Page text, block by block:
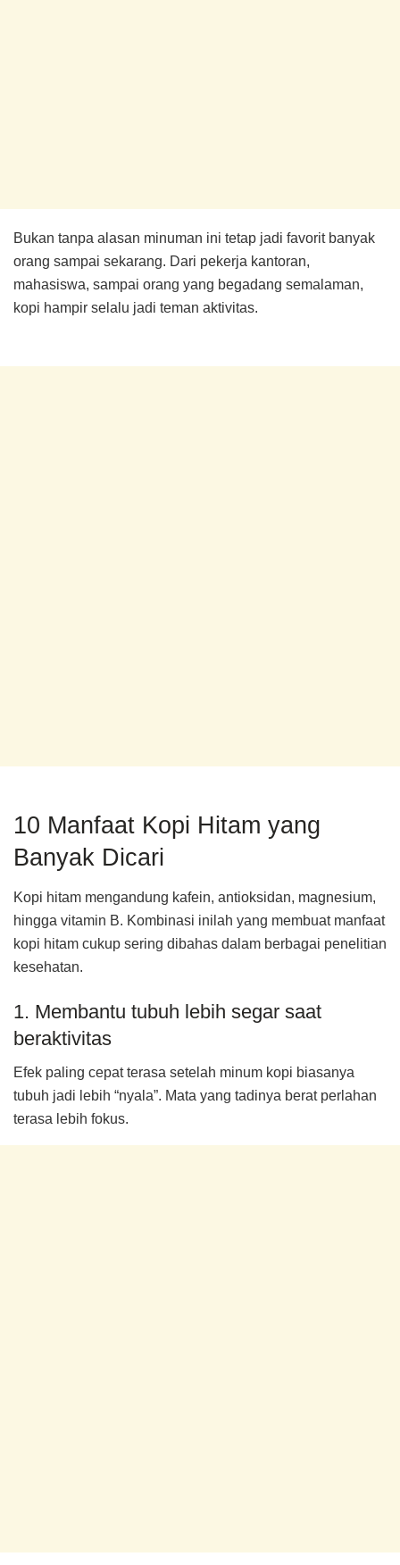
Bukan tanpa alasan minuman ini tetap jadi favorit banyak
orang sampai sekarang. Dari pekerja kantoran,
mahasiswa, sampai orang yang begadang semalaman,
kopi hampir selalu jadi teman aktivitas.
10 Manfaat Kopi Hitam yang
Banyak Dicari
Kopi hitam mengandung kafein, antioksidan, magnesium,
hingga vitamin B. Kombinasi inilah yang membuat manfaat
kopi hitam cukup sering dibahas dalam berbagai penelitian
kesehatan.
1. Membantu tubuh lebih segar saat
beraktivitas
Efek paling cepat terasa setelah minum kopi biasanya
tubuh jadi lebih “nyala”. Mata yang tadinya berat perlahan
terasa lebih fokus.